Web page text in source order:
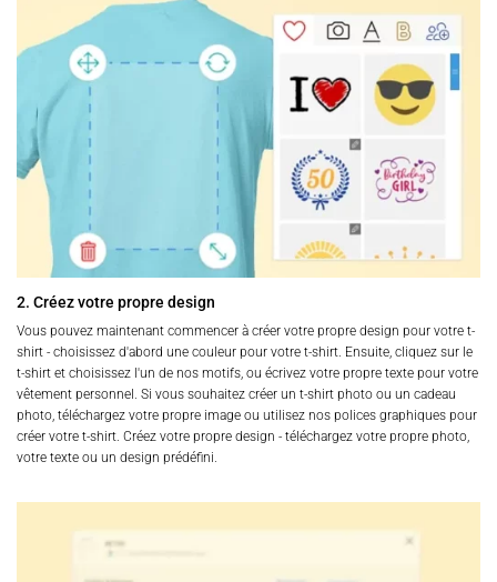
2. Créez votre propre design
Vous pouvez maintenant commencer à créer votre propre design pour votre t-
shirt - choisissez d'abord une couleur pour votre t-shirt. Ensuite, cliquez sur le
t-shirt et choisissez l'un de nos motifs, ou écrivez votre propre texte pour votre
vêtement personnel. Si vous souhaitez créer un t-shirt photo ou un cadeau
photo, téléchargez votre propre image ou utilisez nos polices graphiques pour
créer votre t-shirt. Créez votre propre design - téléchargez votre propre photo,
votre texte ou un design prédéfini.